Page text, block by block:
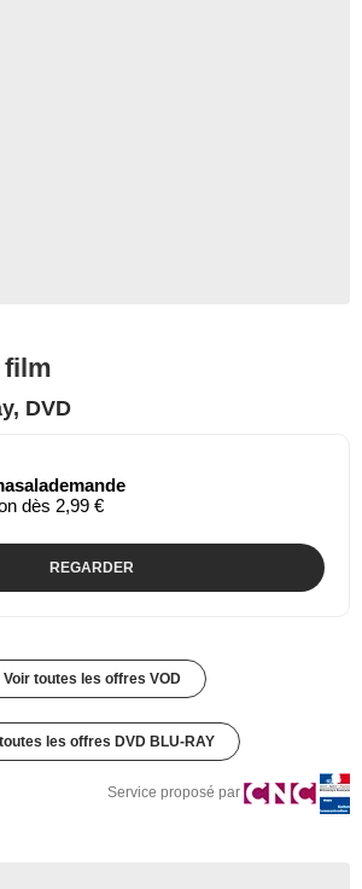
film
DVD
dès 2,99 €
REGARDER
Voir toutes les offres VOD
les offres DVD BLU-RAY
Service proposé par